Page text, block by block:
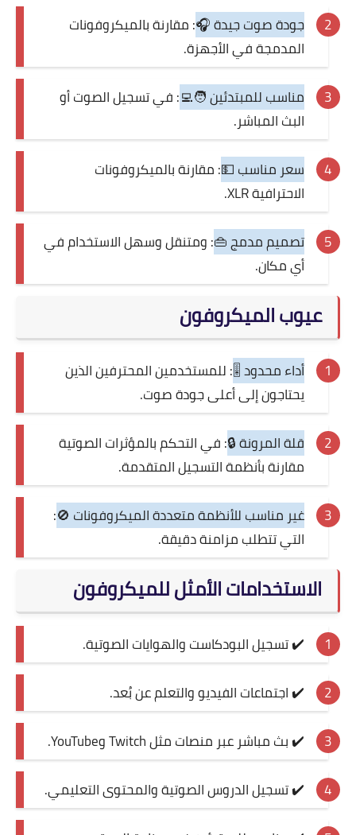
جودة صوت جيدة 🎧: مقارنة بالميكروفونات
المدمجة في الأجهزة.
مناسب للمبتدئين 🧑‍💻: في تسجيل الصوت أو
البث المباشر.
سعر مناسب 💵: مقارنة بالميكروفونات
الاحترافية XLR.
تصميم مدمج 👜: ومتنقل وسهل الاستخدام في
أي مكان.
عيوب الميكروفون
أداء محدود 🎚️: للمستخدمين المحترفين الذين
يحتاجون إلى أعلى جودة صوت.
قلة المرونة 🔒: في التحكم بالمؤثرات الصوتية
مقارنة بأنظمة التسجيل المتقدمة.
غير مناسب للأنظمة متعددة الميكروفونات 🚫:
التي تتطلب مزامنة دقيقة.
الاستخدامات الأمثل للميكروفون
✔️ تسجيل البودكاست والهوايات الصوتية.
✔️ اجتماعات الفيديو والتعلم عن بُعد.
✔️ بث مباشر عبر منصات مثل Twitch وYouTube.
✔️ تسجيل الدروس الصوتية والمحتوى التعليمي.